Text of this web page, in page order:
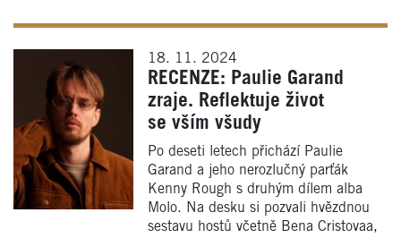
18. 11. 2024
RECENZE: Paulie Garand
zraje. Reflektuje život
se vším všudy
Po deseti letech přichází Paulie
Garand a jeho nerozlučný parťák
Kenny Rough s druhým dílem alba
Molo. Na desku si pozvali hvězdnou
sestavu hostů včetně Bena Cristovaa,